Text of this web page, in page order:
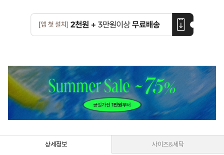
상세정보 사이즈&세탁